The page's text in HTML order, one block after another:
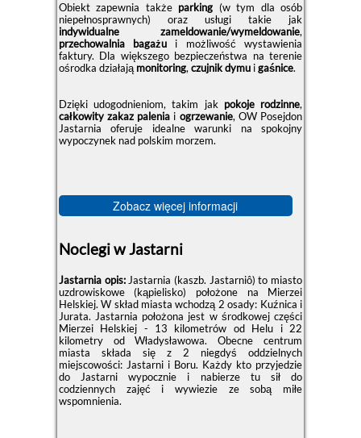
Obiekt zapewnia także parking (w tym dla osób
niepełnosprawnych) oraz usługi takie jak
indywidualne zameldowanie/wymeldowanie,
przechowalnia bagażu i możliwość wystawienia
faktury. Dla większego bezpieczeństwa na terenie
ośrodka działająmonitoring,czujnik dymuigaśnice.
Dzięki udogodnieniom, takim jak pokoje rodzinne,
całkowity zakaz palenia i ogrzewanie, OW Posejdon
Jastarnia oferuje idealne warunki na spokojny
wypoczynek nad polskim morzem.
Zobacz więcej informacji
Noclegi w Jastarni
Jastarnia opis:Jastarnia (kaszb. Jastarniô) to miasto
uzdrowiskowe (kąpielisko) położone na Mierzei
Helskiej. W skład miasta wchodzą 2 osady: Kuźnica i
Jurata. Jastarnia położona jest w środkowej części
Mierzei Helskiej - 13 kilometrów od Helu i 22
kilometry od Władysławowa. Obecne centrum
miasta składa się z 2 niegdyś oddzielnych
miejscowości: Jastarni i Boru. Każdy kto przyjedzie
do Jastarni wypocznie i nabierze tu sił do
codziennych zajęć i wywiezie ze sobą miłe
wspomnienia.